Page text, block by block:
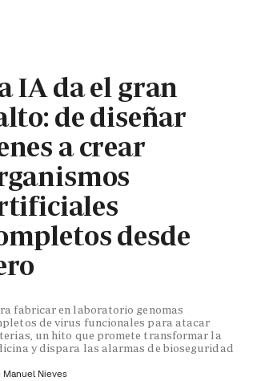
IA da el gran
de diseñar
a crear
desde
fabricar en laboratorio genomas
de virus funcionales para atacar
un hito que promete transformar la
y dispara las alarmas de bioseguridad
Manuel Nieves